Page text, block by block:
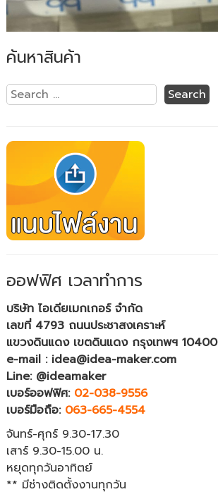
ค้นหาสินค้า
ออฟฟิศ เวลาทำการ
บริษัท ไอเดียเมกเกอร์ จำกัด
เลขที่ 4793 ถนนประชาสงเคราะห์
แขวงดินแดง เขตดินแดง กรุงเทพฯ 10400
e-mail : idea@idea-maker.com
Line: @ideamaker
เบอร์ออฟฟิศ: 02-038-9556
เบอร์มือถือ: 063-665-4554
จันทร์-ศุกร์ 9.30-17.30
เสาร์ 9.30-15.00 น.
หยุดทุกวันอาทิตย์
** มีช่างติดตั้งงานทุกวัน